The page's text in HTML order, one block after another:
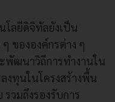
โลยีดิจิทัลยังเป็น
ขององค์กรต่าง ๆ
พัฒนาวิถีการทำงานใน
งทุนในโครงสร้างพื้น
วมถึงรองรับการ